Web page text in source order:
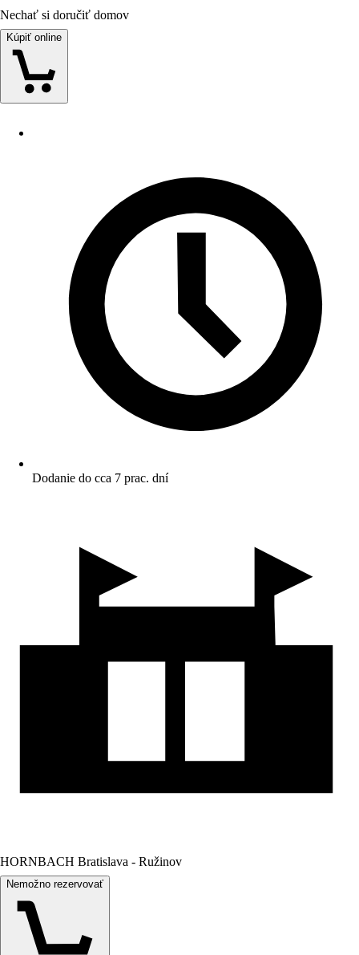
Nechať si doručiť domov
Kúpiť online
Dodanie do cca 7 prac. dní
HORNBACH Bratislava - Ružinov
Nemožno rezervovať